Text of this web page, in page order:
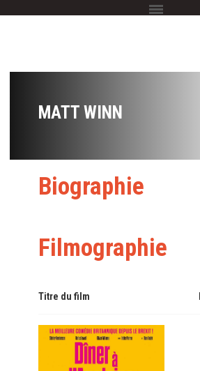
MATT WINN
Biographie
Filmographie
Titre du film